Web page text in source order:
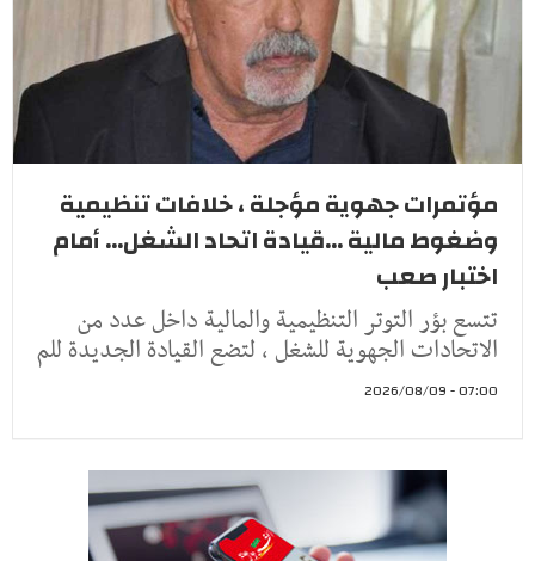
مؤتمرات جهوية مؤجلة ، خلافات تنظيمية
وضغوط مالية ...قيادة اتحاد الشغل... أمام
اختبار صعب
تتسع بؤر التوتر التنظيمية والمالية داخل عدد من
الاتحادات الجهوية للشغل ، لتضع القيادة الجديدة للم
07:00 - 2026/08/09